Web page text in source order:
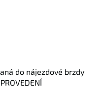
do nájezdové brzdy